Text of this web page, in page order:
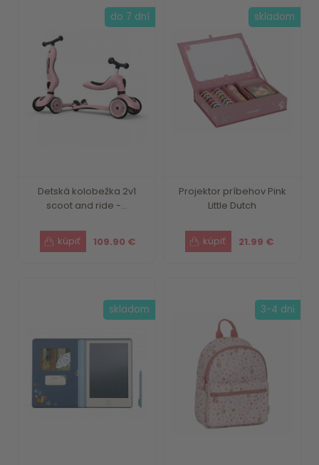
Detská kolobežka 2v1
scoot and ride -...
109.90 €
do 7 dní
Projektor príbehov Pink
Little Dutch
21.99 €
skladom
skladom 3-4 dni